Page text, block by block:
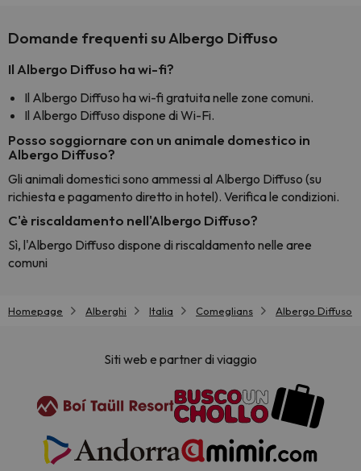
Domande frequenti su Albergo Diffuso
Il Albergo Diffuso ha wi-fi?
Il Albergo Diffuso ha wi-fi gratuita nelle zone comuni.
Il Albergo Diffuso dispone di Wi-Fi.
Posso soggiornare con un animale domestico in
Albergo Diffuso?
Gli animali domestici sono ammessi al Albergo Diffuso (su
richiesta e pagamento diretto in hotel). Verifica le condizioni.
C'è riscaldamento nell'Albergo Diffuso?
Sì, l'Albergo Diffuso dispone di riscaldamento nelle aree
comuni
Homepage Alberghi Italia Comeglians Albergo Diffuso
Siti web e partner di viaggio